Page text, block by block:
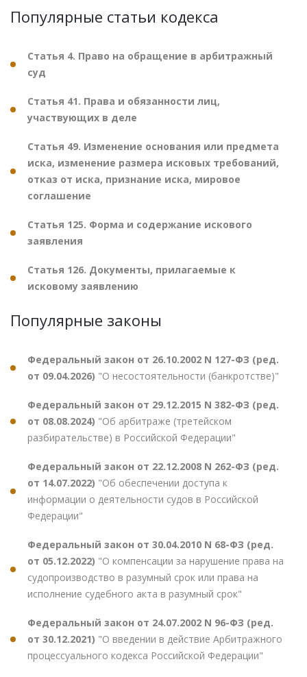
Популярные статьи кодекса
Статья 4. Право на обращение в арбитражный
суд
Статья 41. Права и обязанности лиц,
участвующих в деле
Статья 49. Изменение основания или предмета
иска, изменение размера исковых требований,
отказ от иска, признание иска, мировое
соглашение
Статья 125. Форма и содержание искового
заявления
Статья 126. Документы, прилагаемые к
исковому заявлению
Популярные законы
Федеральный закон от 26.10.2002 N 127-ФЗ (ред.
от 09.04.2026) "О несостоятельности (банкротстве)"
Федеральный закон от 29.12.2015 N 382-ФЗ (ред.
от 08.08.2024) "Об арбитраже (третейском
разбирательстве) в Российской Федерации"
Федеральный закон от 22.12.2008 N 262-ФЗ (ред.
от 14.07.2022) "Об обеспечении доступа к
информации о деятельности судов в Российской
Федерации"
Федеральный закон от 30.04.2010 N 68-ФЗ (ред.
от 05.12.2022) "О компенсации за нарушение права на
судопроизводство в разумный срок или права на
исполнение судебного акта в разумный срок"
Федеральный закон от 24.07.2002 N 96-ФЗ (ред.
от 30.12.2021) "О введении в действие Арбитражного
процессуального кодекса Российской Федерации"